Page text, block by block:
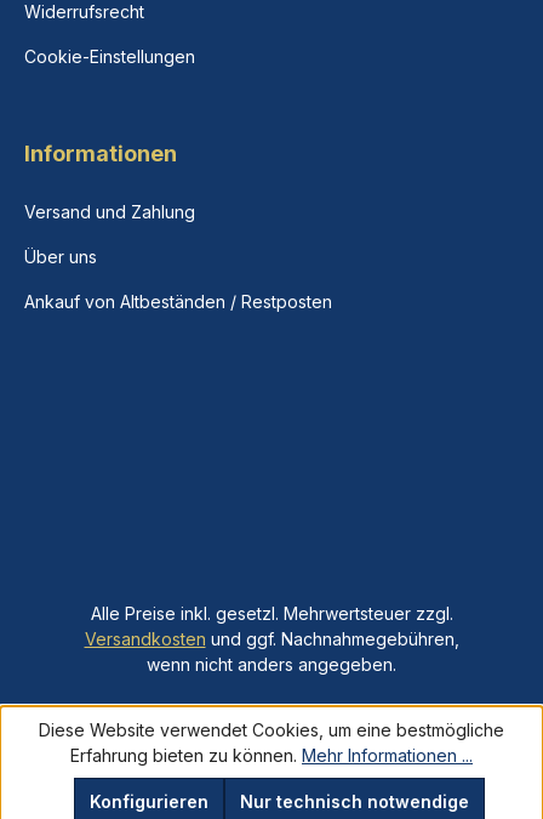
Widerrufsrecht
Cookie-Einstellungen
Informationen
Versand und Zahlung
Über uns
Ankauf von Altbeständen / Restposten
Alle Preise inkl. gesetzl. Mehrwertsteuer zzgl.
Versandkosten und ggf. Nachnahmegebühren,
wenn nicht anders angegeben.
Diese Website verwendet Cookies, um eine bestmögliche
Erfahrung bieten zu können. Mehr Informationen ...
Nur technisch notwendige
Konfigurieren